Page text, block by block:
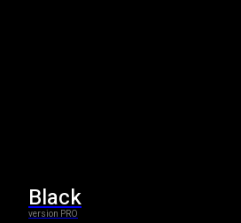
Black
version PRO